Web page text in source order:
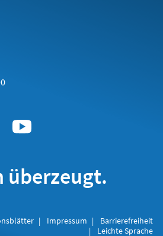
überzeugt.
Impressum
Barrierefreiheit
Leichte Sprache